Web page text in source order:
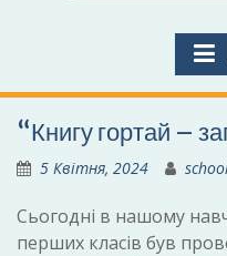
“Книгу гортай –
5 Квітня, 2024
Сьогодні в нашому
перших класів був